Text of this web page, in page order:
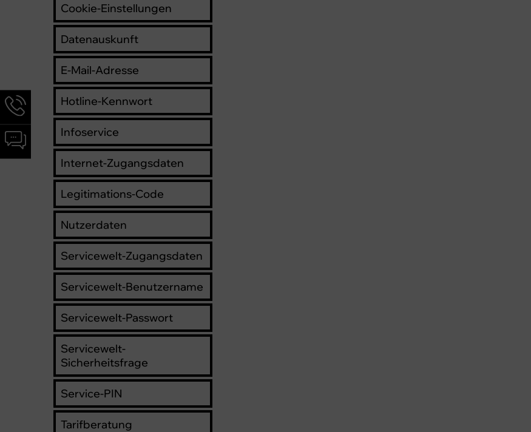
Cookie-Einstellungen
Datenauskunft
E-Mail-Adresse
Hotline-Kennwort
Infoservice
Internet-Zugangsdaten
Legitimations-Code
Nutzerdaten
Servicewelt-Zugangsdaten
Servicewelt-Benutzername
Servicewelt-Passwort
Servicewelt-
Sicherheitsfrage
Service-PIN
Tarifberatung
Hotline-
Informationen
werden
angezeigt
Chat-
Informationen
werden
angezeigt